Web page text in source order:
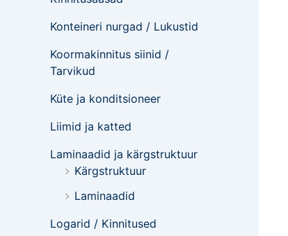
Konteineri nurgad / Lukustid
Koormakinnitus siinid /
Tarvikud
Küte ja konditsioneer
Liimid ja katted
Laminaadid ja kärgstruktuur
Kärgstruktuur
Laminaadid
Logarid / Kinnitused